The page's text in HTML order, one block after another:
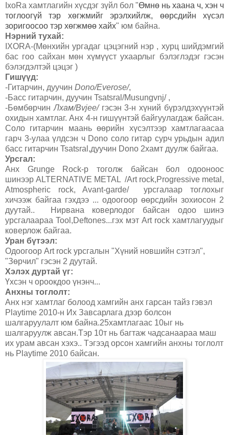
IxoRa хамтлагийн хүсдэг зүйл бол "Өмнө нь хаана ч, хэн ч
тоглоогүй тэр хөгжмийг эрэлхийлж, өөрсдийн хүсэл
зоригоосоо тэр хөгжмөө хайх" юм байна.
Нэрний тухай:
IXORA-(Мөнхийн ургадаг цэцэгний нэр , хурц шийдэмгий
бас гоо сайхан мөн хүмүүст ухаарлыг бэлэглэдэг гэсэн
бэлэгдэлтэй цэцэг )
Гишүүд:
-Гитарчин, дуучин Dono/Everose/,
-Басс гитарчин, дуучин Tsatsral/Musungvnj/ ,
-БөмбөрчинЛхам/Bvjee/гэсэн 3-н хүний бүрэлдэхүүнтэй
oхидын хамтлаг. Анх 4-н гишүүнтэй байгуулагдаж байсан.
Соло гитарчин маань өөрийн хүсэлтээр хамтлагаасаа
гарч 3-улаа үлдсэн ч Dono соло гитар сурч урьдын адил
басс гитарчин Tsatsral,дуучин Dono 2хамт дуулж байгаа.
Урсгал:
Анх Grunge Rock-р тоголж байсан бол одооноос
шинээр ALTERNATIVE METAL /Art rock,Progressive metal,
Atmospheric rock, Avant-garde/ урсгалаар тоглохыг
хичээж байгаа гэхдээ ... одоогоор өөрсдийн зохиосон 2
дуутай.. Нирвана коверлодог байсан одоо шинэ
урсгалаараа Tool,Deftones...гэх мэт Art rock хамтлагуудыг
коверлож байгаа.
Уран бүтээл:
Одоогоор Art rock урсгалын "Хүний новшийн сэтгэл",
"Зөрчил" гэсэн 2 дуутай.
Хэлэх дуртай үг:
Үхсэн ч ороокдоо үнэнч...
Анхны тоглолт:
Анх нэг хамтлаг болоод хамгийн анх гарсан тайз гэвэл
Playtime 2010-н Их Завсарлага дээр болсон
шалгаруулалт юм байна.25хамтлагаас 10ыг нь
шалгаруулж авсан.Тэр 10т нь багтаж чадсанаараа маш
их урам авсан хэхэ.. Тэгээд орсон хамгийн анхны тоглолт
нь Playtime 2010 байсан.